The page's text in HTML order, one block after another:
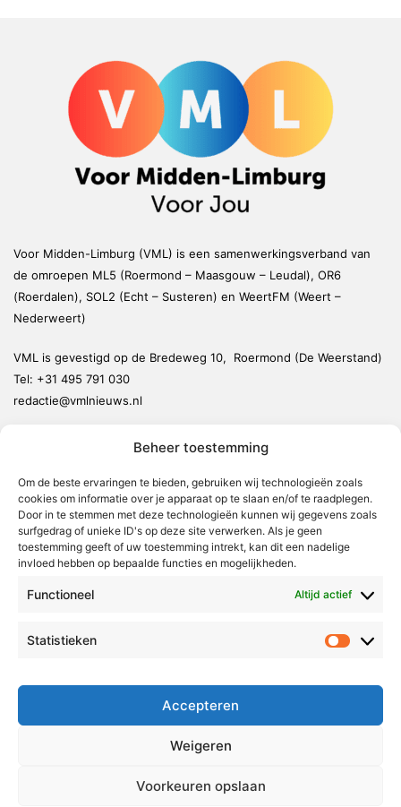
Beheer toestemming
Om de beste ervaringen te bieden, gebruiken wij technologieën zoals
cookies om informatie over je apparaat op te slaan en/of te raadplegen.
Door in te stemmen met deze technologieën kunnen wij gegevens zoals
surfgedrag of unieke ID's op deze site verwerken. Als je geen
toestemming geeft of uw toestemming intrekt, kan dit een nadelige
invloed hebben op bepaalde functies en mogelijkheden.
Functioneel Altijd actief
Statistieken
Accepteren
Weigeren
Voorkeuren opslaan
Voor Midden-Limburg (VML) is een samenwerkingsverband van
de omroepen ML5 (Roermond – Maasgouw – Leudal), OR6
(Roerdalen), SOL2 (Echt – Susteren) en WeertFM (Weert –
Nederweert)
VML is gevestigd op de Bredeweg 10, Roermond (De Weerstand)
Tel: +31 495 791 030
redactie@vmlnieuws.nl
Leudal
Maasgouw
Echt-Susteren
Radio & TV